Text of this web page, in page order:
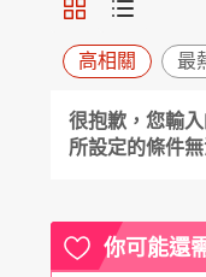
旅遊
寵物
保健
用品 機能
日用
紙品 清潔
鍋具
杯瓶 廚衛
寢具
家具 收納
Apple
小米 手
高相關 最
很抱歉，您輸
所設定的條件
你可能還